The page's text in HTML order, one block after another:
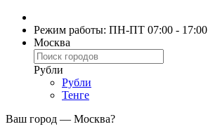
Режим работы: ПН-ПТ 07:00 - 17:00
Москва
Рубли
Рубли
Тенге
Ваш город — Москва?